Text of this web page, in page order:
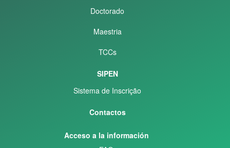
Doctorado
Maestria
TCCs
SIPEN
Sistema de Inscrição
Contactos
Acceso a la información